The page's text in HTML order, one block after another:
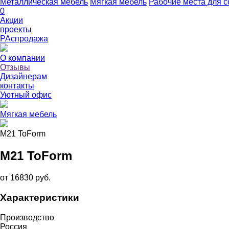
Металлическая мебель Мягкая мебель Рабочие места для
0
Акции
проекты
РАспродажа
О компании
Отзывы
Дизайнерам
контакты
Уютный офис
Мягкая мебель
M21 ToForm
M21 ToForm
от 16830 руб.
Характеристики
Производство
Россия